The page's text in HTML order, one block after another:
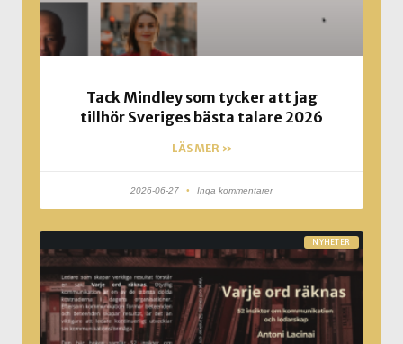
Tack Mindley som tycker att jag
tillhör Sveriges bästa talare 2026
LÄS MER »
2026-06-27 Inga kommentarer
NYHETER